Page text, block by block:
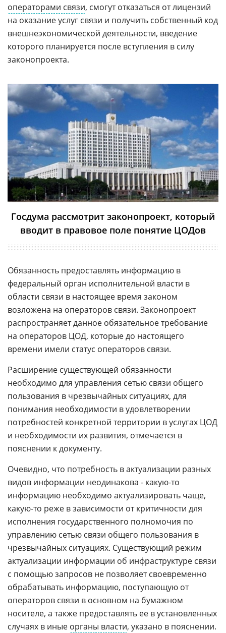
операторами связи, смогут отказаться от лицензий
на оказание услуг связи и получить собственный код
внешнеэкономической деятельности, введение
которого планируется после вступления в силу
законопроекта.
Госдума рассмотрит законопроект, который
вводит в правовое поле понятие ЦОДов
Обязанность предоставлять информацию в
федеральный орган исполнительной власти в
области связи в настоящее время законом
возложена на операторов связи. Законопроект
распространяет данное обязательное требование
на операторов ЦОД, которые до настоящего
времени имели статус операторов связи.
Расширение существующей обязанности
необходимо для управления сетью связи общего
пользования в чрезвычайных ситуациях, для
понимания необходимости в удовлетворении
потребностей конкретной территории в услугах ЦОД
и необходимости их развития, отмечается в
пояснении к документу.
Очевидно, что потребность в актуализации разных
видов информации неодинакова - какую-то
информацию необходимо актуализировать чаще,
какую-то реже в зависимости от критичности для
исполнения государственного полномочия по
управлению сетью связи общего пользования в
чрезвычайных ситуациях. Существующий режим
актуализации информации об инфраструктуре связи
с помощью запросов не позволяет своевременно
обрабатывать информацию, поступающую от
операторов связи в основном на бумажном
носителе, а также предоставлять ее в установленных
случаях в иные органы власти, указано в пояснении.